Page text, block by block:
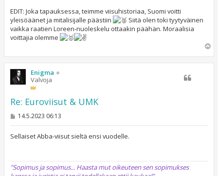
EDIT: Joka tapauksessa, teimme viisuhistoriaa, Suomi voitti
yleisöäänet ja mitalisijalle päästiin
Siitä olen toki tyytyväinen
vaikka raatien Loreen-nuoleskelu ottaakin päähän. Moraalisia
voittajia olemme
ö
Enigma
Valvoja
Re: Euroviisut & UMK
V
s
14.5.2023 06:13
Sellaiset Abba-viisut sieltä ensi vuodelle.
"Sopimus ja sopimus... Haasta mut oikeuteen sen sopimukses